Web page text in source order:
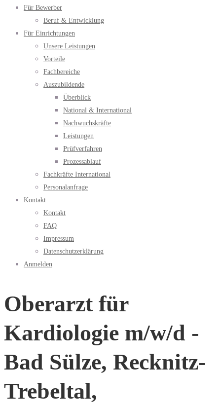
Für Bewerber
Beruf & Entwicklung
Für Einrichtungen
Unsere Leistungen
Vorteile
Fachbereiche
Auszubildende
Überblick
National & International
Nachwuchskräfte
Leistungen
Prüfverfahren
Prozessablauf
Fachkräfte International
Personalanfrage
Kontakt
Kontakt
FAQ
Impressum
Datenschutzerklärung
Anmelden
Oberarzt für
Kardiologie m/w/d -
Bad Sülze, Recknitz-
Trebeltal,